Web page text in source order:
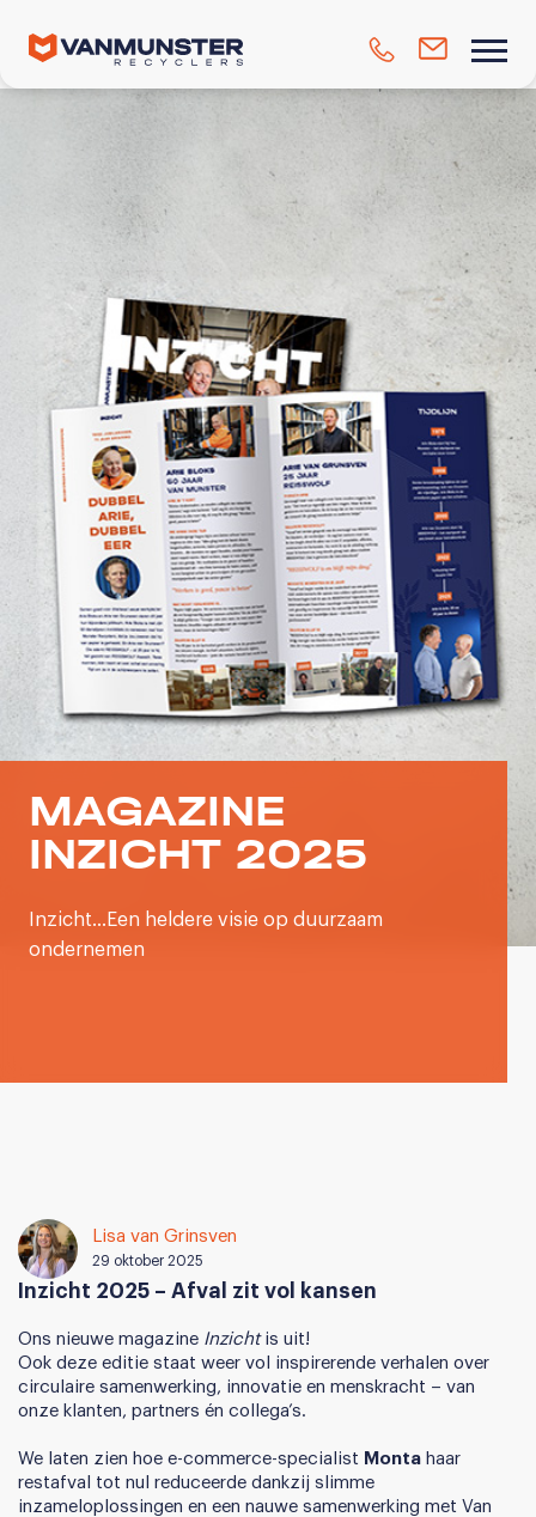
MAGAZINE
INZICHT 2025
Inzicht…Een heldere visie op duurzaam
ondernemen
Lisa van Grinsven
29 oktober 2025
Inzicht 2025 – Afval zit vol kansen
Ons nieuwe magazine Inzichtis uit!
Ook deze editie staat weer vol inspirerende verhalen over
circulaire samenwerking, innovatie en menskracht – van
onze klanten, partners én collega’s.
We laten zien hoe e-commerce-specialist Monta haar
restafval tot nul reduceerde dankzij slimme
inzameloplossingen en een nauwe samenwerking met Van